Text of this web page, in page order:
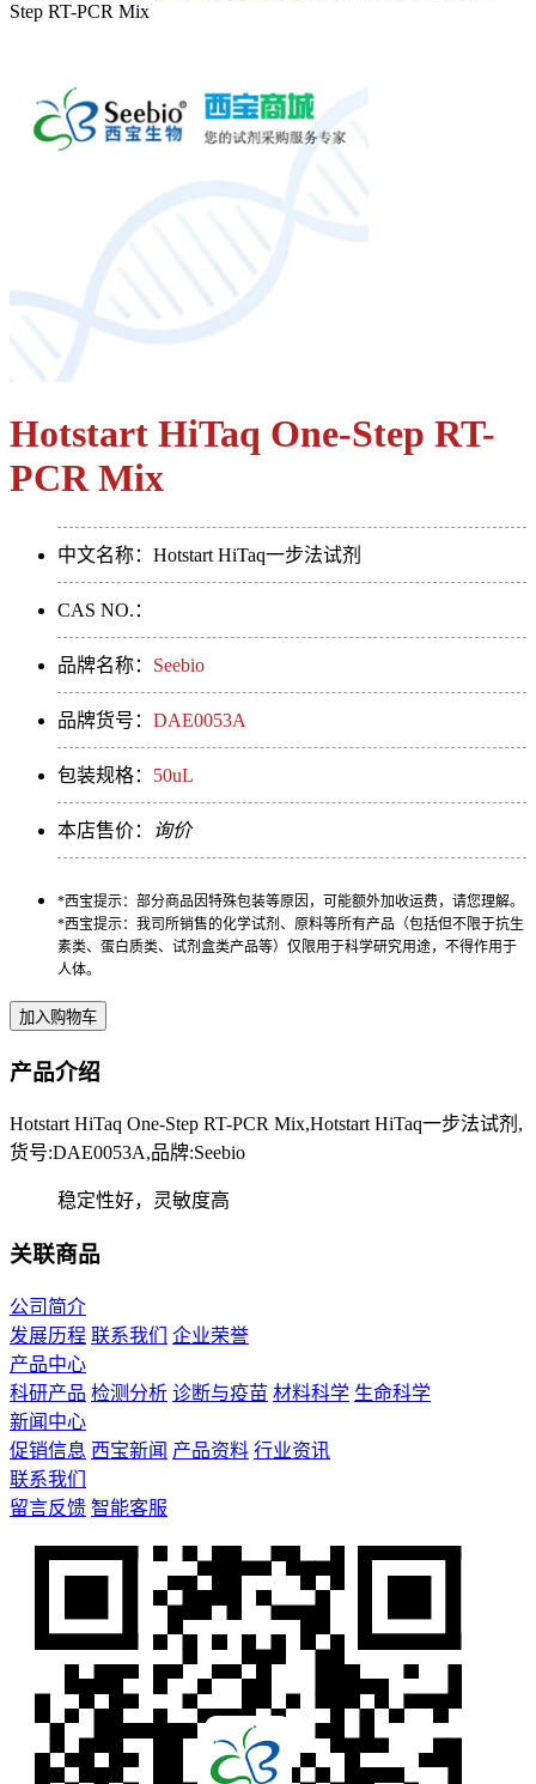
Step RT-PCR Mix
Hotstart HiTaq One-Step RT-
PCR Mix
中文名称：Hotstart HiTaq一步法试剂
CAS NO.：
品牌名称： Seebio
品牌货号： DAE0053A
包装规格： 50uL
本店售价： 询价
*西宝提示：部分商品因特殊包装等原因，可能额外加收运费，请您理解。
*西宝提示：我司所销售的化学试剂、原料等所有产品（包括但不限于抗生
素类、蛋白质类、试剂盒类产品等）仅限用于科学研究用途，不得作用于
人体。
产品介绍
Hotstart HiTaq One-Step RT-PCR Mix,Hotstart HiTaq一步法试剂,
货号:DAE0053A,品牌:Seebio
稳定性好，灵敏度高
关联商品
公司简介
发展历程 联系我们
企业荣誉
产品中心
科研产品 检测分析 诊断与疫苗 材料科学 生命科学
新闻中心
促销信息 西宝新闻 产品资料 行业资讯
联系我们
留言反馈 智能客服